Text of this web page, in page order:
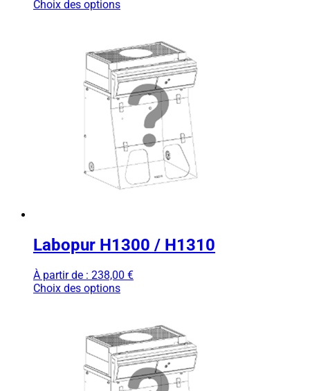
Choix des options
Labopur H1300 / H1310
À partir de : 238,00 €
Choix des options